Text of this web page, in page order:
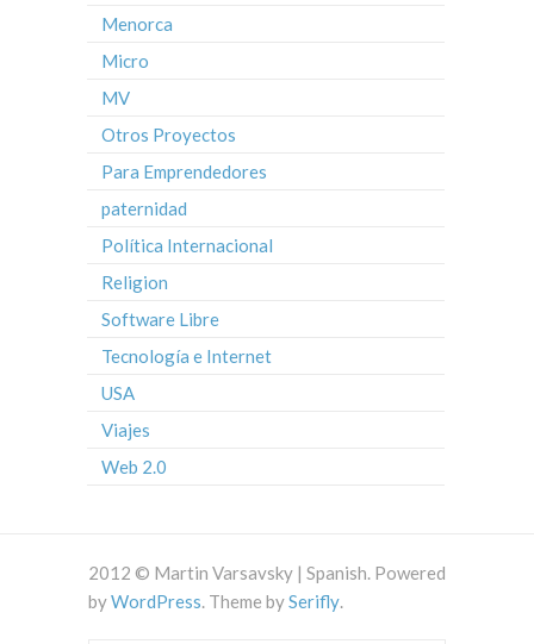
Menorca
Micro
MV
Otros Proyectos
Para Emprendedores
paternidad
Política Internacional
Religion
Software Libre
Tecnología e Internet
USA
Viajes
Web 2.0
2012 © Martin Varsavsky | Spanish. Powered
byWordPress. Theme bySerifly.